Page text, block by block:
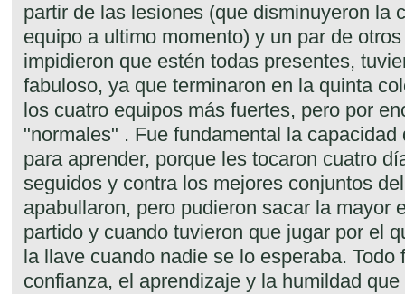
partir de las lesiones (que disminuyeron la
equipo a ultimo momento) y un par de
impidieron que estén todas presentes,
fabuloso, ya que terminaron en la quinta
los cuatro equipos más fuertes, pero por
"normales" . Fue fundamental la
para aprender, porque les tocaron cuatro
seguidos y contra los mejores conjuntos
apabullaron, pero pudieron sacar la mayor
partido y cuando tuvieron que jugar por el
la llave cuando nadie se lo esperaba. Todo
confianza, el aprendizaje y la humildad